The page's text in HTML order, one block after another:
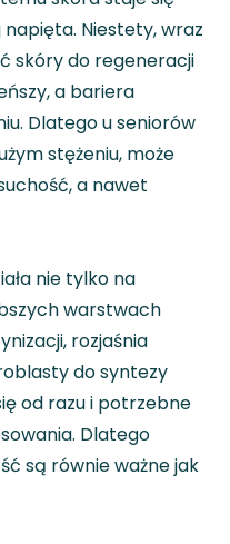
napięta. Niestety, wraz
skóry do regeneracji
a bariera
Dlatego u seniorów
stężeniu, może
a nawet
nie tylko na
warstwach
rozjaśnia
do syntezy
od razu i potrzebne
Dlatego
są równie ważne jak